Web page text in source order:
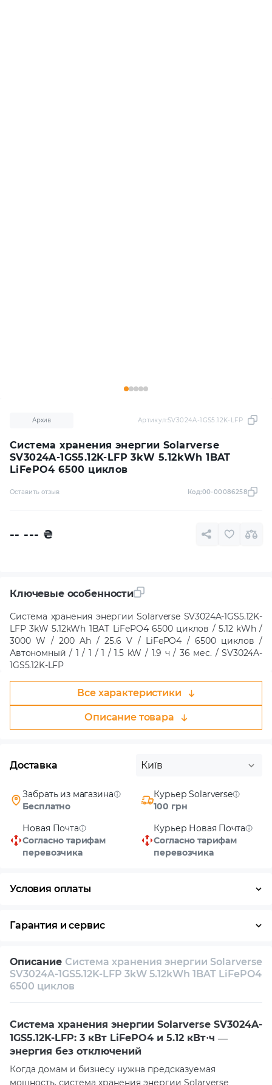
Система хранения энергии Solarverse
SV3024A-1GS5.12K-LFP 3kW 5.12kWh 1BAT
LiFePO4 6500 циклов
Архив Артикул:SV3024A-1GS5.12K-LFP
Оставить отзыв Код:00-00086258
-- --- ₴
Ключевые особенности
Система хранения энергии Solarverse SV3024A-1GS5.12K-
LFP 3kW 5.12kWh 1BAT LiFePO4 6500 циклов / 5.12 kWh /
3000 W / 200 Ah / 25.6 V / LiFePO4 / 6500 циклов /
Автономный / 1 / 1 / 1 / 1.5 kW / 1.9 ч / 36 мес. / SV3024A-
1GS5.12K-LFP
Все характеристики
Описание товара
Доставка Київ
Забрать из магазина
Бесплатно
Курьер Solarverse
100 грн
Новая Почта
Согласно тарифам
перевозчика
Курьер Новая Почта
Согласно тарифам
перевозчика
Условия оплаты
Гарантия и сервис
Собственный сервисный центр
Техническая поддержка
Описание Система хранения энергии Solarverse
SV3024A-1GS5.12K-LFP 3kW 5.12kWh 1BAT LiFePO4
6500 циклов
Система хранения энергии Solarverse SV3024A-
1GS5.12K-LFP: 3 кВт LiFePO4 и 5.12 кВт·ч —
энергия без отключений
Когда домам и бизнесу нужна предсказуемая
мощность, система хранения энергии Solarverse